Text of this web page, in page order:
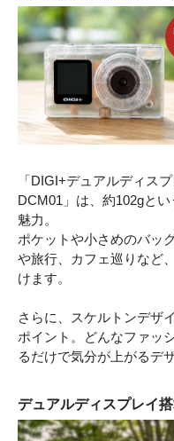
「DIGI+デュアルディス
DCM01」は、約102gと
魅力。
ポケットや小さめのバッ
や旅行、カフェ巡りなど
けます。
さらに、スケルトンデザ
ポイント。どんなファッ
るだけで気分が上がるデ
デュアルディスプレイ